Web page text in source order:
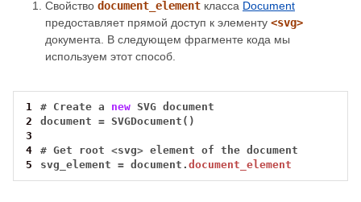
Свойство document_element класса Document
предоставляет прямой доступ к элементу <svg>
документа. В следующем фрагменте кода мы
используем этот способ.
1 # Create a new SVG document
2
document = SVGDocument()
3
4
# Get root <svg> element of the document
5
svg_element = document.document_element